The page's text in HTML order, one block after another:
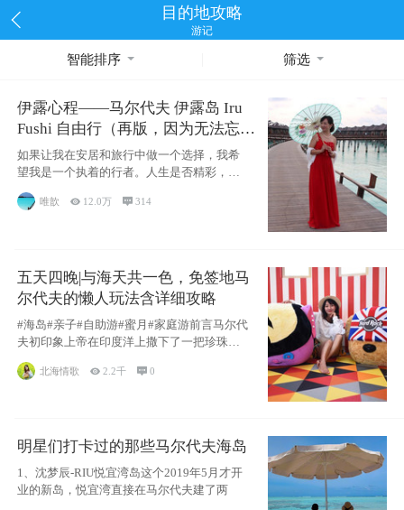
目的地攻略
游记
智能排序 筛选
伊露心程——马尔代夫 伊露岛 Iru
Fushi 自由行（再版，因为无法忘却
的留恋）
如果让我在安居和旅行中做一个选择，我希
望我是一个执着的行者。人生是否精彩，都
源于自己
唯歆  12.0万  314
五天四晚|与海天共一色，免签地马
尔代夫的懒人玩法含详细攻略
#海岛#亲子#自助游#蜜月#家庭游前言马尔代
夫初印象上帝在印度洋上撒下了一把珍珠，
北海情歌 2.2千 0
明星们打卡过的那些马尔代夫海岛
1、沈梦辰-RIU悦宜湾岛这个2019年5月才开
业的新岛，悦宜湾直接在马尔代夫建了两